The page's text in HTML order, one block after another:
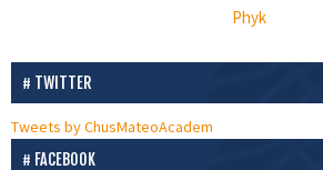
Phyk
TWITTER
Tweets by ChusMateoAcadem
FACEBOOK